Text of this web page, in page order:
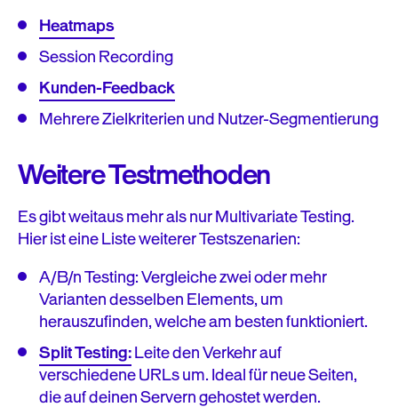
Heatmaps
Session Recording
Kunden-Feedback
Mehrere Zielkriterien und Nutzer-Segmentierung
Weitere Testmethoden
Es gibt weitaus mehr als nur Multivariate Testing.
Hier ist eine Liste weiterer Testszenarien:
A/B/n Testing: Vergleiche zwei oder mehr
Varianten desselben Elements, um
herauszufinden, welche am besten funktioniert.
Split Testing:Leite den Verkehr auf
verschiedene URLs um. Ideal für neue Seiten,
die auf deinen Servern gehostet werden.